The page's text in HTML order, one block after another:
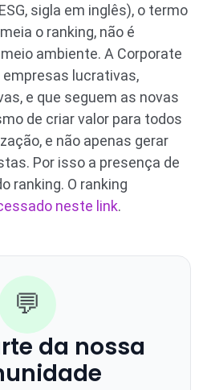
sigla em inglês), o termo
o ranking, não é
ambiente. A Corporate
lucrativas,
e que seguem as novas
de criar valor para todos
e não apenas gerar
Por isso a presença de
ranking. O ranking
neste link.
💬
da nossa